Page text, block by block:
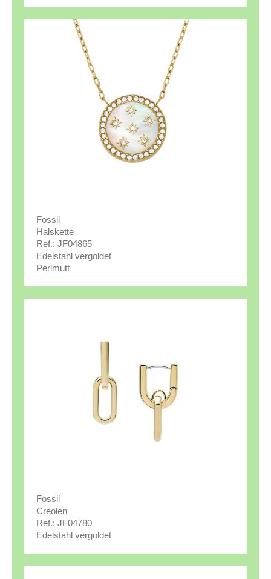
Fossil
Halskette
Ref.: JF04865
Edelstahl vergoldet
Perlmutt
Fossil
Creolen
Ref.: JF04780
Edelstahl vergoldet